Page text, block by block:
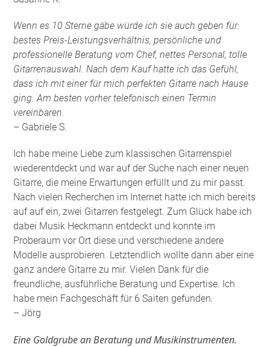
Wenn es 10 Sterne gäbe würde ich sie auch geben für:
bestes Preis-Leistungsverhältnis, persönliche und
professionelle Beratung vom Chef, nettes Personal, tolle
Gitarrenauswahl. Nach dem Kauf hatte ich das Gefühl,
dass ich mit einer für mich perfekten Gitarre nach Hause
ging. Am besten vorher telefonisch einen Termin
vereinbaren.
– Gabriele S.
Ich habe meine Liebe zum klassischen Gitarrenspiel
wiederentdeckt und war auf der Suche nach einer neuen
Gitarre, die meine Erwartungen erfüllt und zu mir passt.
Nach vielen Recherchen im Internet hatte ich mich bereits
auf auf ein, zwei Gitarren festgelegt. Zum Glück habe ich
dabei Musik Heckmann entdeckt und konnte im
Proberaum vor Ort diese und verschiedene andere
Modelle ausprobieren. Letztendlich wollte dann aber eine
ganz andere Gitarre zu mir. Vielen Dank für die
freundliche, ausführliche Beratung und Expertise. Ich
habe mein Fachgeschäft für 6 Saiten gefunden
– Jörg
Eine Goldgrube an Beratung und Musikinstrumenten.